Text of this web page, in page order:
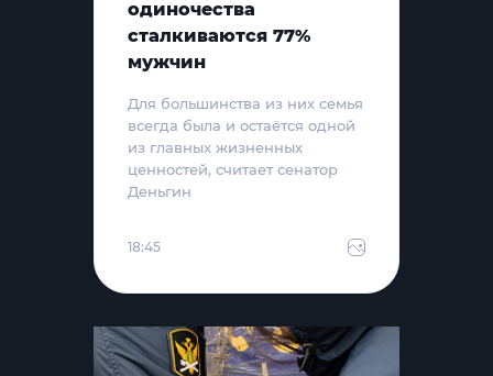
одиночества
сталкиваются 77%
мужчин
Для большинства из них семья
всегда была и остаётся одной
из главных жизненных
ценностей, считает сенатор
Деньгин
18:45